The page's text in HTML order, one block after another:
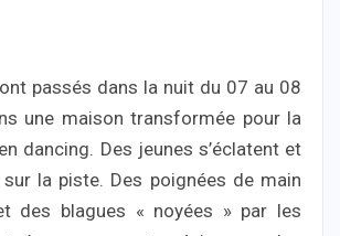
passés dans la nuit du 07 au 08
une maison transformée pour la
dancing. Des jeunes s’éclatent et
la piste. Des poignées de main
des blagues « noyées » par les